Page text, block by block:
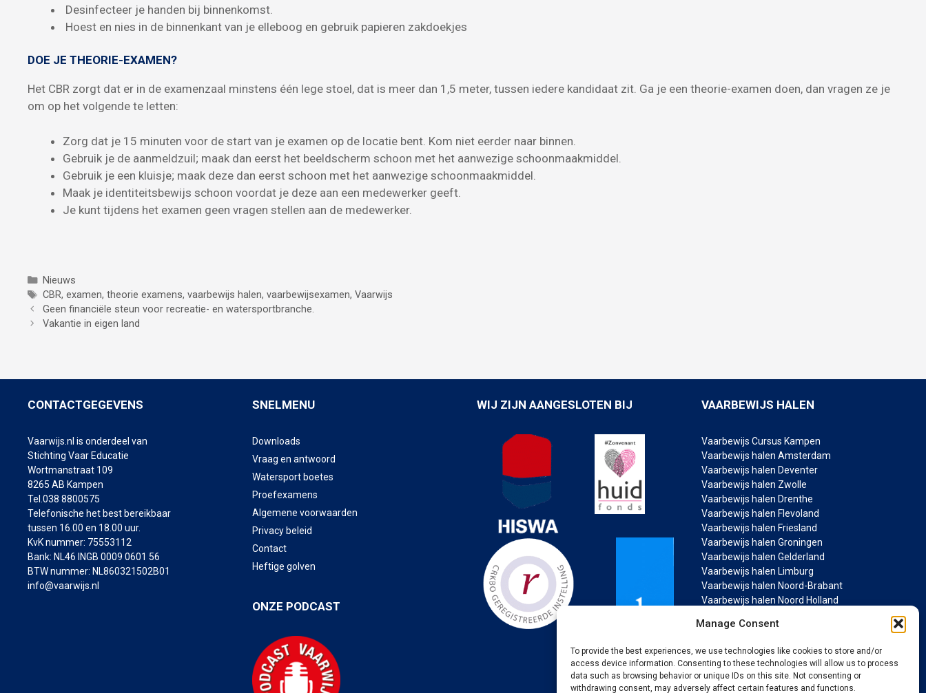
Manage Consent
To provide the best experiences, we use technologies like cookies to store and/or
access device information. Consenting to these technologies will allow us to process
data such as browsing behavior or unique IDs on this site. Not consenting or
withdrawing consent, may adversely affect certain features and functions.
Desinfecteer je handen bij binnenkomst.
Hoest en nies in de binnenkant van je elleboog en gebruik papieren zakdoekjes
DOE JE THEORIE-EXAMEN?
Het CBR zorgt dat er in de examenzaal minstens één lege stoel, dat is meer dan 1,5 meter, tussen iedere kandidaat zit. Ga je een theorie-examen doen, dan vragen ze je
om op het volgende te letten:
Zorg dat je 15 minuten voor de start van je examen op de locatie bent. Kom niet eerder naar binnen.
Gebruik je de aanmeldzuil; maak dan eerst het beeldscherm schoon met het aanwezige schoonmaakmiddel.
Gebruik je een kluisje; maak deze dan eerst schoon met het aanwezige schoonmaakmiddel.
Maak je identiteitsbewijs schoon voordat je deze aan een medewerker geeft.
Je kunt tijdens het examen geen vragen stellen aan de medewerker.
Categorieën
Nieuws
Tags
CBR, examen, theorie examens, vaarbewijs halen, vaarbewijsexamen, Vaarwijs
Geen financiële steun voor recreatie- en watersportbranche.
Vakantie in eigen land
CONTACTGEGEVENS
Vaarwijs.nl is onderdeel van
Stichting Vaar Educatie
Wortmanstraat 109
8265 AB Kampen
Tel.038 8800575
Telefonische het best bereikbaar
tussen 16.00 en 18.00 uur.
KvK nummer: 75553112
Bank: NL46 INGB 0009 0601 56
BTW nummer: NL860321502B01
info@vaarwijs.nl
SNELMENU
Downloads
Vraag en antwoord
Watersport boetes
Proefexamens
Algemene voorwaarden
Privacy beleid
Contact
Heftige golven
ONZE PODCAST
WIJ ZIJN AANGESLOTEN BIJ VAARBEWIJS HALEN
Vaarbewijs Cursus Kampen
Vaarbewijs halen Amsterdam
Vaarbewijs halen Deventer
Vaarbewijs halen Zwolle
Vaarbewijs halen Drenthe
Vaarbewijs halen Flevoland
Vaarbewijs halen Friesland
Vaarbewijs halen Groningen
Vaarbewijs halen Gelderland
Vaarbewijs halen Limburg
Vaarbewijs halen Noord-Brabant
Vaarbewijs halen Noord Holland
Vaarbewijs halen Utrecht
Vaarbewijs halen Zuid Holland